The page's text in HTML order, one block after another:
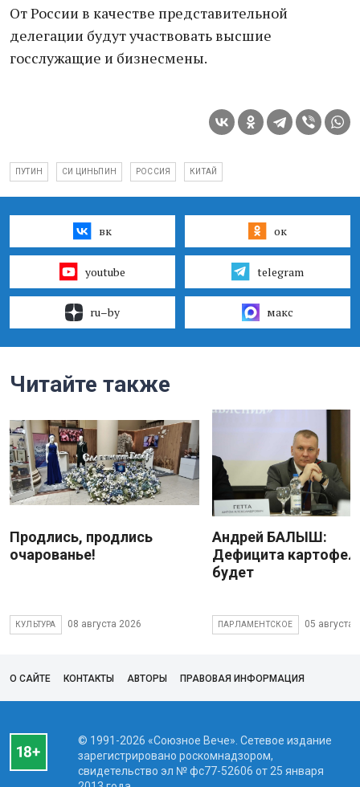
От России в качестве представительной
делегации будут участвовать высшие
госслужащие и бизнесмены.
ПУТИН СИ ЦИНЬПИН РОССИЯ КИТАЙ
вк ок
youtube telegram
ru–by макс
Читайте также
Продлись, продлись
очарованье!
КУЛЬТУРА 08 августа 2026
Андрей БАЛЫШ:
Дефицита
будет
ПАРЛАМЕНТСКОЕ 05 августа
О САЙТЕ КОНТАКТЫ АВТОРЫ ПРАВОВАЯ ИНФОРМАЦИЯ
© 1991-2026 «Союзное Вече». Сетевое издание
зарегистрировано роскомнадзором,
свидетельство эл № фc77-52606 от 25 января